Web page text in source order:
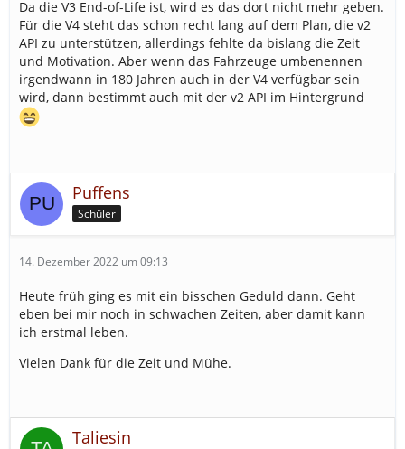
Da die V3 End-of-Life ist, wird es das dort nicht mehr geben.
Für die V4 steht das schon recht lang auf dem Plan, die v2
API zu unterstützen, allerdings fehlte da bislang die Zeit
und Motivation. Aber wenn das Fahrzeuge umbenennen
irgendwann in 180 Jahren auch in der V4 verfügbar sein
wird, dann bestimmt auch mit der v2 API im Hintergrund
Puffens
Schüler
14. Dezember 2022 um 09:13
Heute früh ging es mit ein bisschen Geduld dann. Geht
eben bei mir noch in schwachen Zeiten, aber damit kann
ich erstmal leben.
Vielen Dank für die Zeit und Mühe.
Taliesin